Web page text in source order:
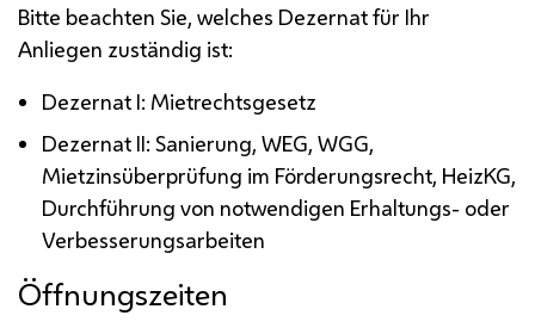
Bitte beachten Sie, welches Dezernat für Ihr
Anliegen zuständig ist:
Dezernat I: Mietrechtsgesetz
Dezernat II: Sanierung,WEG,WGG,
Mietzinsüberprüfung im Förderungsrecht, HeizKG,
Durchführung von notwendigen Erhaltungs- oder
Verbesserungsarbeiten
Öffnungszeiten